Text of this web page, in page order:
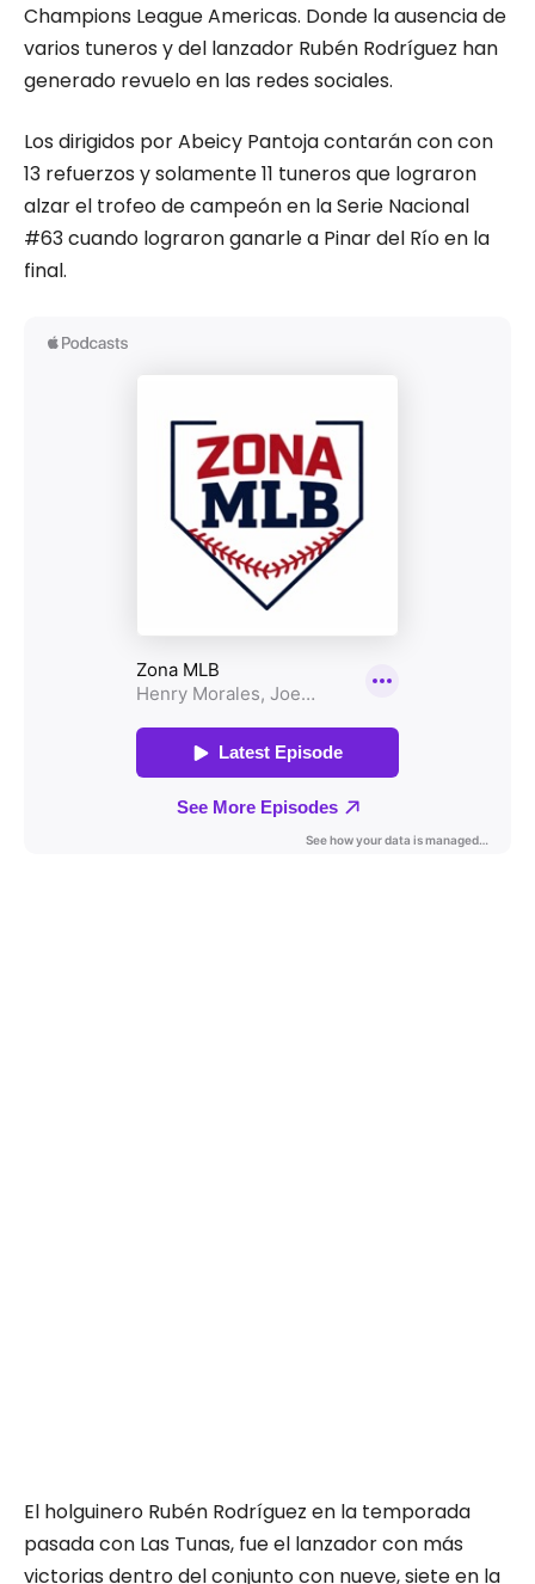
Champions League Americas. Donde la ausencia de
varios tuneros y del lanzador Rubén Rodríguez han
generado revuelo en las redes sociales.
Los dirigidos por Abeicy Pantoja contarán con con
13 refuerzos y solamente 11 tuneros que lograron
alzar el trofeo de campeón en la Serie Nacional
#63 cuando lograron ganarle a Pinar del Río en la
final.
El holguinero Rubén Rodríguez en la temporada
pasada con Las Tunas, fue el lanzador con más
victorias dentro del conjunto con nueve, siete en la